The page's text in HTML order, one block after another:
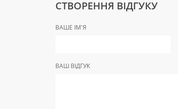
СТВОРЕННЯ ВІДГУКУ
ВАШЕ ІМ'Я
ВАШ ВІДГУК